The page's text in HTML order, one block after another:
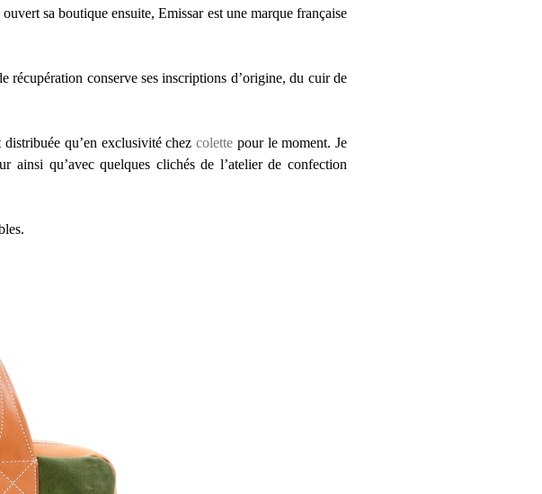
sa boutique ensuite, Emissar est une marque française
récupération conserve ses inscriptions d’origine, du cuir de
qu’en exclusivité chez colette pour le moment. Je
ainsi qu’avec quelques clichés de l’atelier de confection